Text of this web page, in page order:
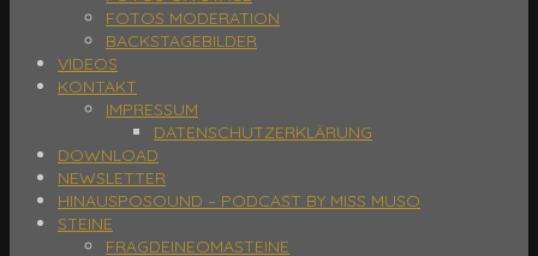
FOTOS MODERATION
BACKSTAGEBILDER
VIDEOS
KONTAKT
IMPRESSUM
DATENSCHUTZERKLÄRUNG
DOWNLOAD
NEWSLETTER
HINAUSPOSOUND – PODCAST BY MISS MUSO
STEINE
FRAGDEINEOMASTEINE